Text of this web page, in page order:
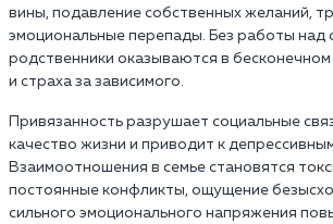
вины, подавление собственных желаний,
эмоциональные перепады. Без работы над
родственники оказываются в
и страха за зависимого.
Привязанность разрушает социальные
качество жизни и приводит к
Взаимоотношения в семье становятся
постоянные конфликты, ощущение
сильного эмоционального напряжения